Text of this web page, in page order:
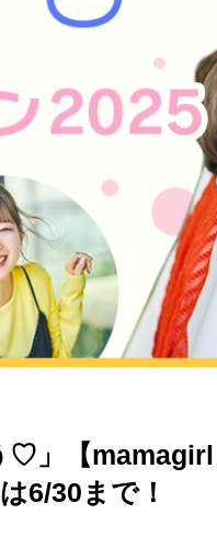
♡」【
6/30まで！